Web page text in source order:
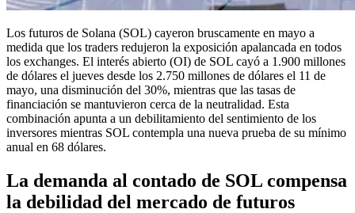
Los futuros de Solana (SOL) cayeron bruscamente en mayo a
medida que los traders redujeron la exposición apalancada en todos
los exchanges. El interés abierto (OI) de SOL cayó a 1.900 millones
de dólares el jueves desde los 2.750 millones de dólares el 11 de
mayo, una disminución del 30%, mientras que las tasas de
financiación se mantuvieron cerca de la neutralidad. Esta
combinación apunta a un debilitamiento del sentimiento de los
inversores mientras SOL contempla una nueva prueba de su mínimo
anual en 68 dólares.
La demanda al contado de SOL compensa
la debilidad del mercado de futuros